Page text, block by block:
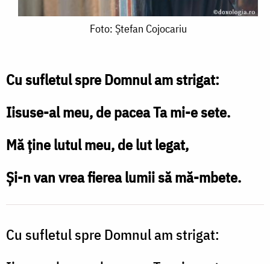
Foto: Ștefan Cojocariu
Cu sufletul spre Domnul am strigat:
Iisuse-al meu, de pacea Ta mi-e sete.
Mă ține lutul meu, de lut legat,
Și-n van vrea fierea lumii să mă-mbete.
Cu sufletul spre Domnul am strigat: